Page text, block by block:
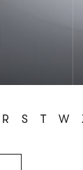
R S T W